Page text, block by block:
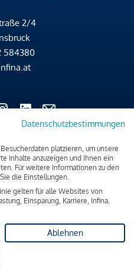
2/4
584380
& Cookies
& rechtliche Hinweise
Datenschutzbestimmungen
platzieren, um unsere
Inhalte anzuzeigen und Ihnen ein
Für weitere Informationen zu den
die Einstellungen.
gelten für alle Websites von
Einsparung, Karriere, Infina.
Ablehnen